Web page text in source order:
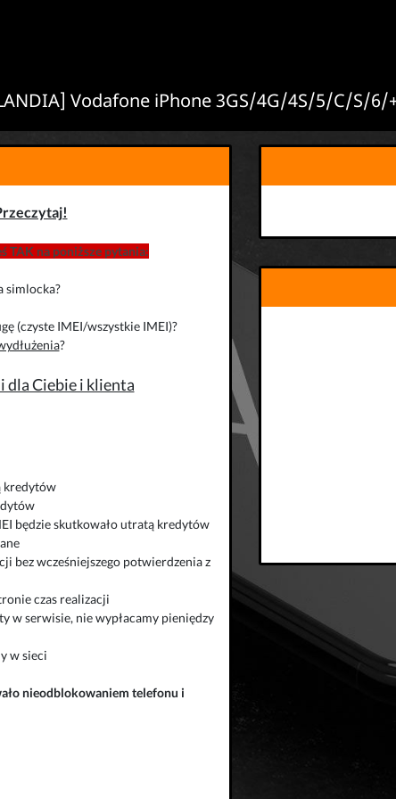
Vodafone iPhone 3GS/4G/4S/5/C/S/6/
TAK na poniższe pytania:
simlocka?
(czyste IMEI/wszystkie IMEI)?
?
dla Ciebie i klienta
kredytów
będzie skutkowało utratą kredytów
bez wcześniejszego potwierdzenia z
czas realizacji
w serwisie, nie wypłacamy pieniędzy
w sieci
nieodblokowaniem telefonu i